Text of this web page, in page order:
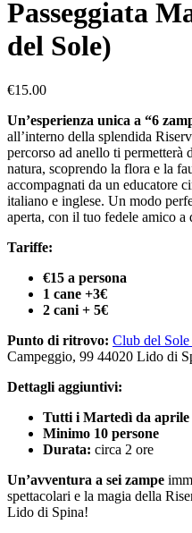
Passeggiata
del Sole)
€15.00
Un’esperienza unica a “6
all’interno della splendida
percorso ad anello ti permetterà
natura, scoprendo la flora e la
accompagnati da un educatore
italiano e inglese. Un modo
aperta, con il tuo fedele amico a
Tariffe:
€15 a persona
1 cane +3€
2 cani + 5€
Punto di ritrovo: Club del
Campeggio, 99 44020 Lido di
Dettagli aggiuntivi:
Tutti i Martedì da aprile
Minimo 10 persone
Durata: circa 2 ore
Un’avventura a sei zampe
spettacolari e la magia della
Lido di Spina!